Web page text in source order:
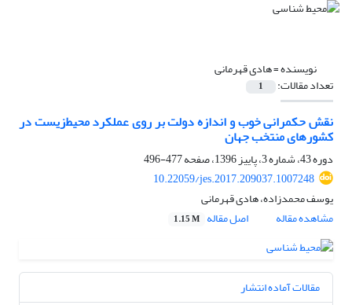
نویسنده =هادی قهرمانی
تعداد مقالات: 1
نقش حکمرانی خوب و اندازه دولت بر روی عملکرد محیط‌زیست در
کشورهای منتخب جهان
دوره 43، شماره 3، پاییز 1396، صفحه
477-496
10.22059/jes.2017.209037.1007248
یوسف محمدزاده، هادی قهرمانی
مشاهده مقاله
اصل مقاله 1.15 M
مقالات آماده انتشار